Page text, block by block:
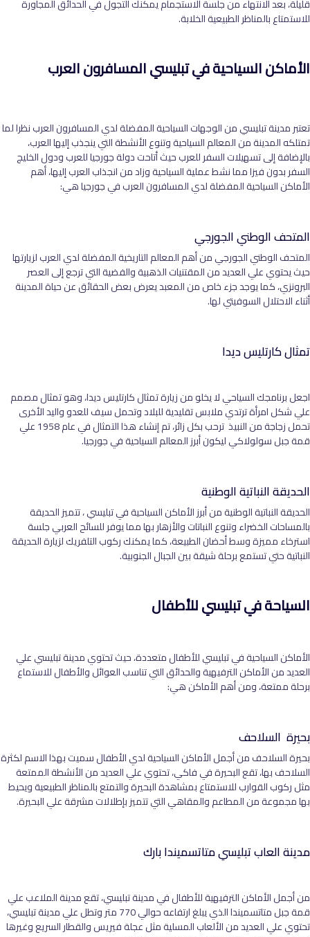
قليلة، بعد الانتهاء من جلسة الاستجمام يمكنك التجول في الحدائق المجاورة
للاستمتاع بالمناظر الطبيعية الخلابة.
الأماكن السياحية في تبليسي المسافرون العرب
تعتبر مدينة تبليسي من الوجهات السياحية المفضلة لدي المسافرون العرب نظرا لما
تمتلكه المدينة من المعالم السياحية وتنوع الأنشطة التي ينجذب إليها العرب،
بالإضافة إلى تسهيلات السفر للعرب حيث أتاحت دولة جورجيا للعرب ودول الخليج
السفر بدون فيزا مما نشط عملية السياحية وزاد من انجذاب العرب إليها، أهم
الأماكن السياحية المفضلة لدي المسافرون العرب في جورجيا هي:
المتحف الوطني الجورجي
المتحف الوطني الجورجي من أهم المعالم التاريخية المفضلة لدي العرب لزيارتها
حيث يحتوي علي العديد من المقتنيات الذهبية والفضية التي ترجع إلى العصر
البرونزي، كما يوجد جزء خاص من المعبد يعرض بعض الحقائق عن حياة المدينة
أثناء الاحتلال السوفيتي لها.
تمثال كارتليس ديدا
اجعل برنامجك السياحي لا يخلو من زيارة تمثال كارتليس ديدا، وهو تمثال مصمم
علي شكل امرأة ترتدي ملابس تقليدية للبلاد وتحمل سيف للعدو واليد الأخرى
تحمل زجاجة من النبيذ ترحب بكل زائر، تم إنشاء هذا التمثال في عام 1958 علي
قمة جبل سولولاكي ليكون أبرز المعالم السياحية في جورجيا.
الحديقة النباتية الوطنية
الحديقة النباتية الوطنية من أبرز الأماكن السياحية في تبليسي ، تتميز الحديقة
بالمساحات الخضراء وتنوع النباتات والأزهار بها مما يوفر للسائح العربي جلسة
استرخاء مميزة وسط أحضان الطبيعة، كما يمكنك ركوب التلفريك لزيارة الحديقة
النباتية حتي تستمع برحلة شيقة بين الجبال الجنوبية.
السياحة في تبليسي للأطفال
الأماكن السياحية في تبليسي للأطفال متعددة، حيث تحتوي مدينة تبليسي علي
العديد من الأماكن الترفيهية والحدائق التي تناسب العوائل والأطفال للاستماع
برحلة ممتعة، ومن أهم الأماكن هي:
بحيرة السلاحف
بحيرة السلاحف من أجمل الأماكن السياحية لدي الأطفال سميت بهذا الاسم لكثرة
السلاحف بها، تقع البحيرة في فاكي، تحتوي علي العديد من الأنشطة الممتعة
مثل ركوب القوارب للاستمتاع بمشاهدة البحيرة والتمتع بالمناظر الطبيعية ويحيط
بها مجموعة من المطاعم والمقاهي التي تتميز بإطلالات مشرقة علي البحيرة.
مدينة العاب تبليسي متاتسميندا بارك
من أجمل الأماكن الترفيهية للأطفال في مدينة تبليسي، تقع مدينة الملاعب علي
قمة جبل متاتسميندا الذي يبلغ ارتفاعه حوالي 770 متر وتطل علي مدينة تبليسي،
تحتوي علي العديد من الألعاب المسلية مثل عجلة فيريس والقطار السريع وغيرها